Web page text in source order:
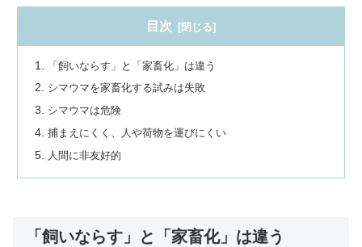
目次
「飼いならす」と「家畜化」は違う
シマウマを家畜化する試みは失敗
シマウマは危険
捕まえにくく、人や荷物を運びにくい
人間に非友好的
「飼いならす」と「家畜化」は違う